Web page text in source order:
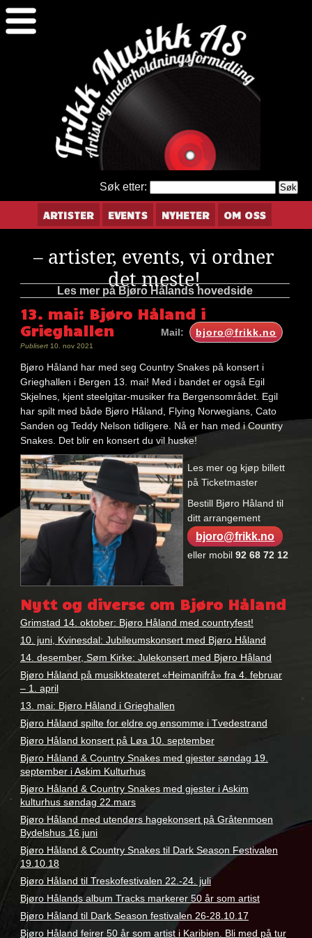
Søk etter:
ARTISTER EVENTS NYHETER OM OSS
– artister, events, vi ordner
det meste!
Les mer på Bjøro Hålands hovedside
13. mai: Bjøro Håland i
Grieghallen
bjoro@frikk.no
Mail:
Publisert10. nov 2021
Bjøro Håland har med seg Country Snakes på konsert i
Grieghallen i Bergen 13. mai! Med i bandet er også Egil
Skjelnes, kjent steelgitar-musiker fra Bergensområdet. Egil
har spilt med både Bjøro Håland, Flying Norwegians, Cato
Sanden og Teddy Nelson tidligere. Nå er han med i Country
Snakes. Det blir en konsert du vil huske!
Les mer og kjøp billett
på Ticketmaster
Bestill Bjøro Håland til
ditt arrangement
bjoro@frikk.no
eller mobil92 68 72 12
Nøkkelord:
håland
Nytt og diverse om Bjøro Håland
Grimstad 14. oktober: Bjøro Håland med countryfest!
10. juni, Kvinesdal: Jubileumskonsert med Bjøro Håland
14. desember, Søm Kirke: Julekonsert med Bjøro Håland
Bjøro Håland på musikkteateret «Heimanifrå» fra 4. februar
– 1. april
13. mai: Bjøro Håland i Grieghallen
Bjøro Håland spilte for eldre og ensomme i Tvedestrand
Bjøro Håland konsert på Løa 10. september
Bjøro Håland & Country Snakes med gjester søndag 19.
september i Askim Kulturhus
Bjøro Håland & Country Snakes med gjester i Askim
kulturhus søndag 22.mars
Bjøro Håland med utendørs hagekonsert på Gråtenmoen
Bydelshus 16 juni
Bjøro Håland & Country Snakes til Dark Season Festivalen
19.10.18
Bjøro Håland til Treskofestivalen 22.-24. juli
Bjøro Hålands album Tracks markerer 50 år som artist
Bjøro Håland til Dark Season festivalen 26-28.10.17
Bjøro Håland feirer 50 år som artist i Karibien. Bli med på tur